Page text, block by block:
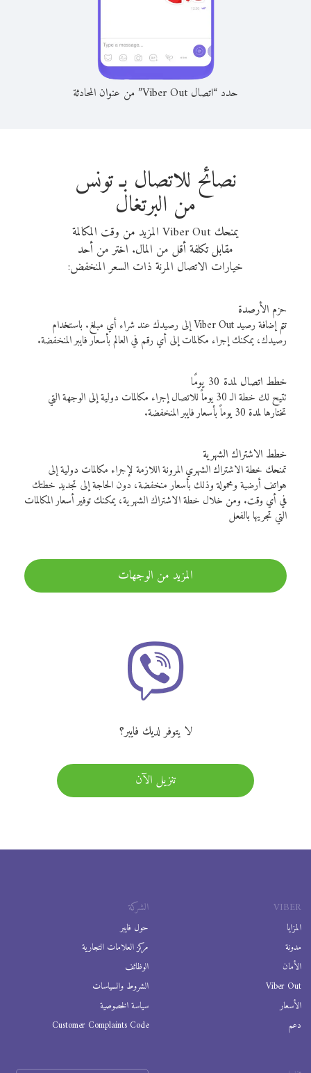
حدد “اتصال Viber Out” من عنوان المحادثة
نصائح للاتصال بـ تونس
من البرتغال
يمنحك Viber Out المزيد من وقت المكالمة
مقابل تكلفة أقل من المال. اختر من أحد
خيارات الاتصال المرنة ذات السعر المنخفض:
حزم الأرصدة
تتم إضافة رصيد Viber Out إلى رصيدك عند شراء أي مبلغ. باستخدام
رصيدك، يمكنك إجراء مكالمات إلى أي رقم في العالم بأسعار فايبر المنخفضة.
خطط اتصال لمدة 30 يومًا
تتيح لك خطة الـ 30 يوماً للاتصال إجراء مكالمات دولية إلى الوجهة التي
تختارها لمدة 30 يوماً بأسعار فايبر المنخفضة.
خطط الاشتراك الشهرية
تمنحك خطة الاشتراك الشهري المرونة اللازمة لإجراء مكالمات دولية إلى
هواتف أرضية ومحمولة وذلك بأسعار منخفضة، دون الحاجة إلى تجديد خطتك
في أي وقت. ومن خلال خطة الاشتراك الشهرية، يمكنك توفير أسعار المكالمات
التي تجريها بالفعل
المزيد من الوجهات
لا يتوفر لديك فايبر؟
تنزيل الآن
VIBER
المزايا
مدونة
الأمان
Viber Out
الأسعار
دعم
الشركة
حول فايبر
مركز العلامات التجارية
الوظائف
الشروط والسياسات
سياسة الخصوصية
Customer Complaints Code